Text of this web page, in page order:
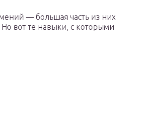
— большая часть из них
Но вот те навыки, с которыми